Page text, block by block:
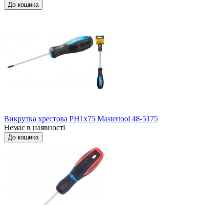
До кошика
Викрутка хрестова РН1x75 Mastertool 48-5175
Немає в наявності
До кошика